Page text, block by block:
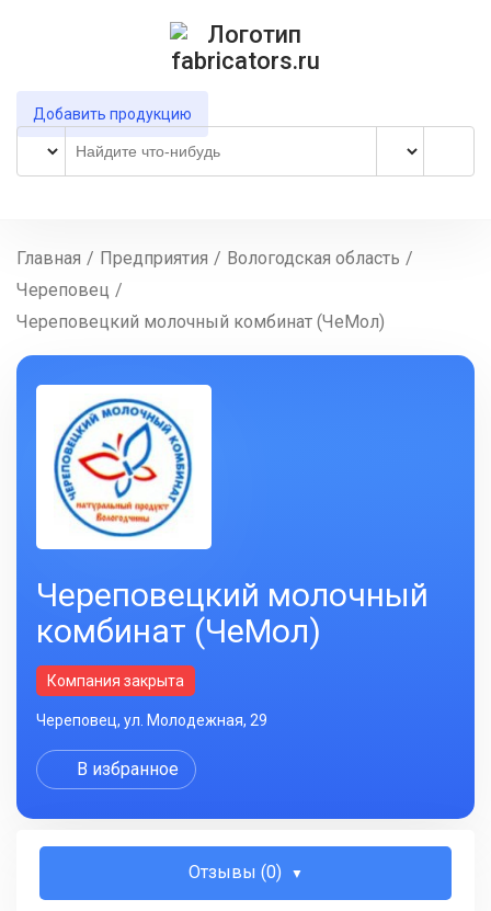
Добавить продукцию
Главная / Предприятия / Вологодская область /
Череповец /
Череповецкий молочный комбинат (ЧеМол)
Череповецкий молочный
комбинат (ЧеМол)
Компания закрыта
Череповец, ул. Молодежная, 29
В избранное
Отзывы (0)